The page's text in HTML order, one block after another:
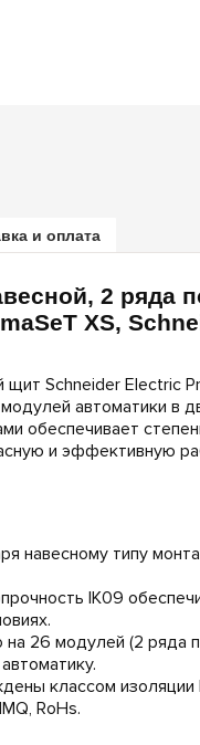
и оплата
2 ряда
XS,
Schneider Electric
автоматики в
обеспечивает
и эффективную
навесному типу
IK09
26 модулей (2 ряда
классом изоляции
RoHs.